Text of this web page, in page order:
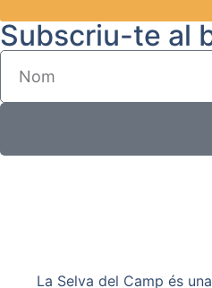
Subscriu-te al
La Selva del Camp és